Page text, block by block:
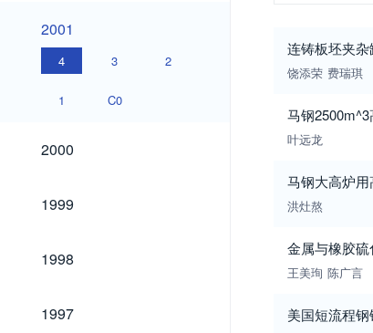
2001
2001
4 3 2
1 C0
2000
2000
1999
1999
1998
1998
1997
1997
连铸板坯夹
饶添荣 费瑞琪
马钢
叶远龙
马钢大高炉
洪灶熬
金属与橡胶
王美珣 陈广言
美国短流程